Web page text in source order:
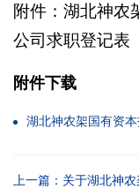
附件：湖北神农
公司求职登记表
附件下载
湖北神农架国有资